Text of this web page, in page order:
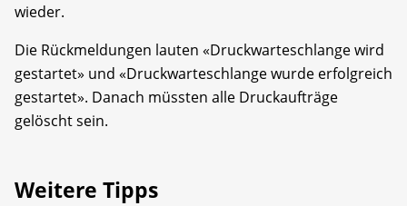
wieder.
Die Rückmeldungen lauten «Druckwarteschlange wird
gestartet» und «Druckwarteschlange wurde erfolgreich
gestartet». Danach müssten alle Druckaufträge
gelöscht sein.
Weitere Tipps